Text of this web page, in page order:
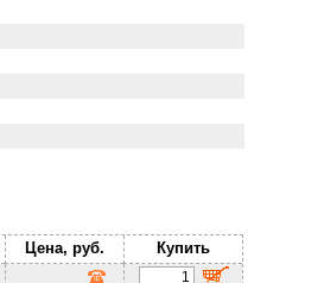
Цена, руб.
Купить